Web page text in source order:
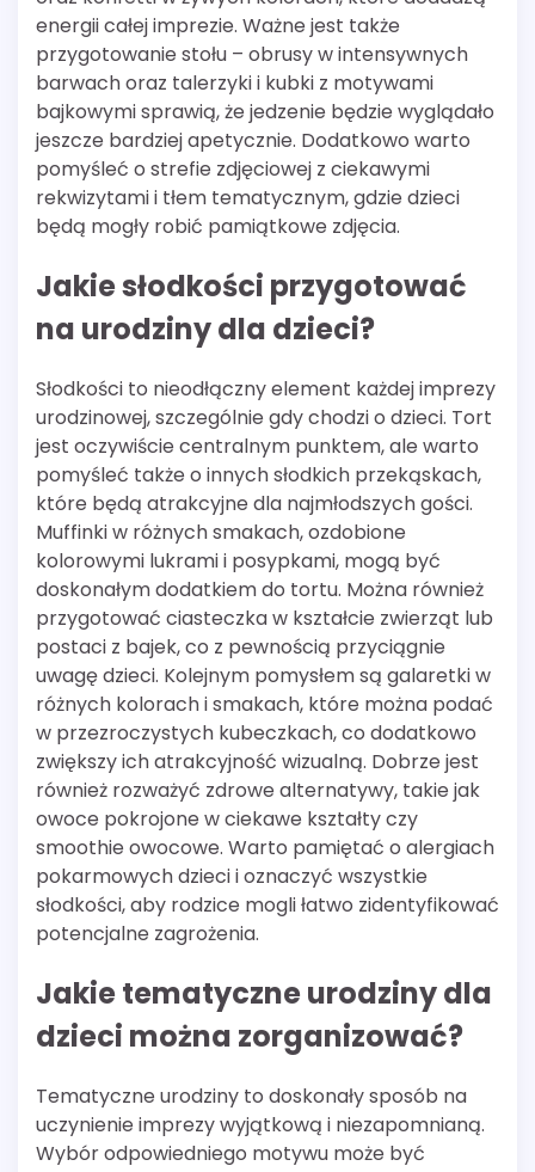
energii całej imprezie. Ważne jest także
przygotowanie stołu – obrusy w intensywnych
barwach oraz talerzyki i kubki z motywami
bajkowymi sprawią, że jedzenie będzie wyglądało
jeszcze bardziej apetycznie. Dodatkowo warto
pomyśleć o strefie zdjęciowej z ciekawymi
rekwizytami i tłem tematycznym, gdzie dzieci
będą mogły robić pamiątkowe zdjęcia.
Jakie słodkości przygotować
na urodziny dla dzieci?
Słodkości to nieodłączny element każdej imprezy
urodzinowej, szczególnie gdy chodzi o dzieci. Tort
jest oczywiście centralnym punktem, ale warto
pomyśleć także o innych słodkich przekąskach,
które będą atrakcyjne dla najmłodszych gości.
Muffinki w różnych smakach, ozdobione
kolorowymi lukrami i posypkami, mogą być
doskonałym dodatkiem do tortu. Można również
przygotować ciasteczka w kształcie zwierząt lub
postaci z bajek, co z pewnością przyciągnie
uwagę dzieci. Kolejnym pomysłem są galaretki w
różnych kolorach i smakach, które można podać
w przezroczystych kubeczkach, co dodatkowo
zwiększy ich atrakcyjność wizualną. Dobrze jest
również rozważyć zdrowe alternatywy, takie jak
owoce pokrojone w ciekawe kształty czy
smoothie owocowe. Warto pamiętać o alergiach
pokarmowych dzieci i oznaczyć wszystkie
słodkości, aby rodzice mogli łatwo zidentyfikować
potencjalne zagrożenia.
Jakie tematyczne urodziny dla
dzieci można zorganizować?
Tematyczne urodziny to doskonały sposób na
uczynienie imprezy wyjątkową i niezapomnianą.
Wybór odpowiedniego motywu może być